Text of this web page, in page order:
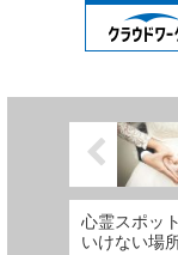
心霊スポッ
いけない場